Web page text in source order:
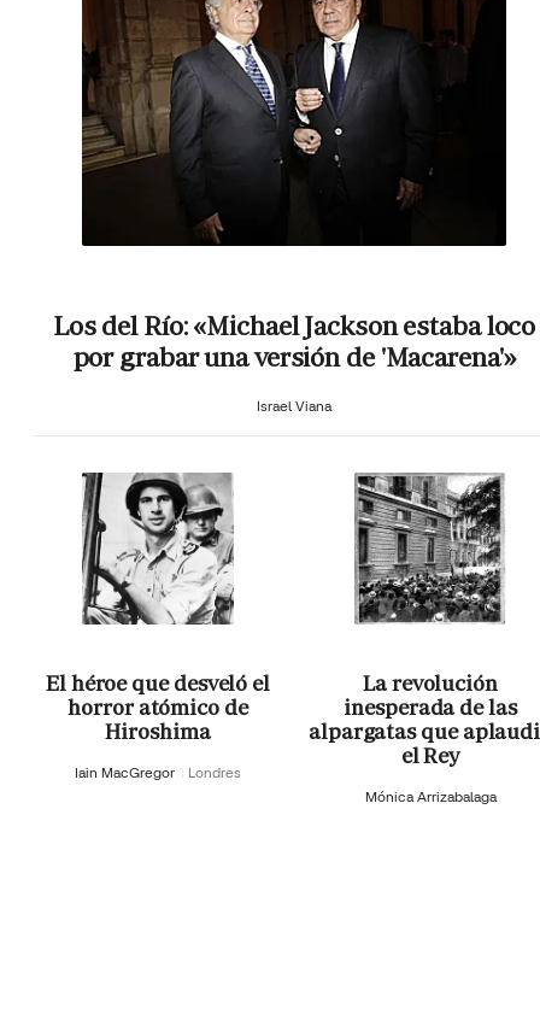
Los del Río: «Michael Jackson estaba loco
por grabar una versión de 'Macarena'»
Israel Viana
El héroe que desveló el
horror atómico de
Hiroshima
Iain MacGregor Londres
La revolución
inesperada de las
alpargatas que
el Rey
Mónica Arrizabalaga